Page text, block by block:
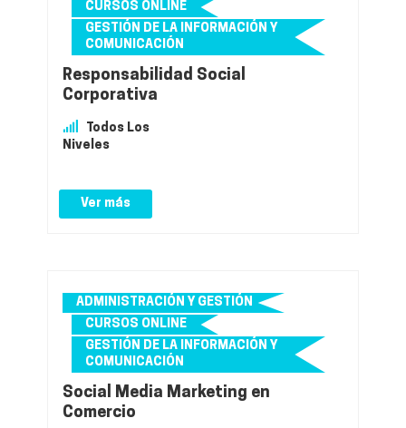
CURSOS ONLINE
GESTIÓN DE LA INFORMACIÓN Y
COMUNICACIÓN
Responsabilidad Social
Corporativa
Todos Los
Niveles
Ver más
ADMINISTRACIÓN Y GESTIÓN
CURSOS ONLINE
GESTIÓN DE LA INFORMACIÓN Y
COMUNICACIÓN
Social Media Marketing en
Comercio